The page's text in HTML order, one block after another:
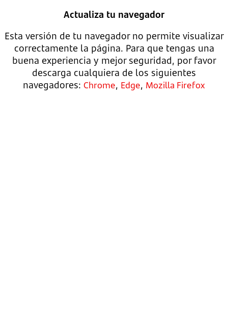
Actualiza tu navegador
Esta versión de tu navegador no permite visualizar
correctamente la página. Para que tengas una
buena experiencia y mejor seguridad, por favor
descarga cualquiera de los siguientes
navegadores: Chrome, Edge, Mozilla Firefox